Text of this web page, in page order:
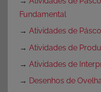
Fundamental
→ Atividades de
→ Atividades de
→ Atividades de
→ Desenhos de